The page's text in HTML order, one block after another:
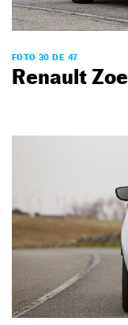
FOTO 30 DE 47
Renault Zoe